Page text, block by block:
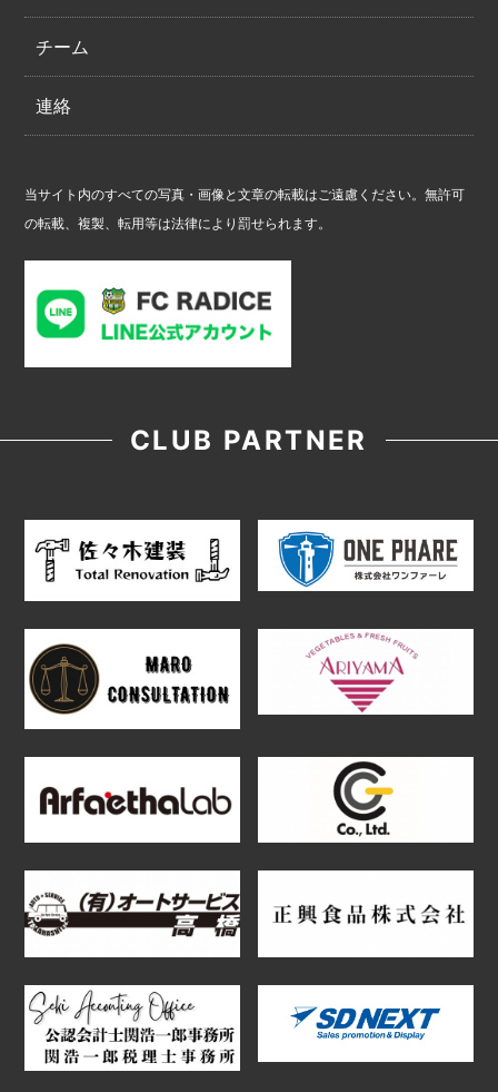
チーム
連絡
当サイト内のすべての写真・画像と文章の転載はご遠慮ください。無許可
の転載、複製、転用等は法律により罰せられます。
CLUB PARTNER